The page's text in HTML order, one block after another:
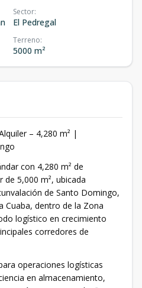
Sector:
El Pedregal
Terreno:
5000 m²
– 4,280 m² |
con 4,280 m² de
5,000 m², ubicada
de Santo Domingo,
Cuaba, dentro de la Zona
logístico en crecimiento
corredores de
operaciones logísticas
en almacenamiento,